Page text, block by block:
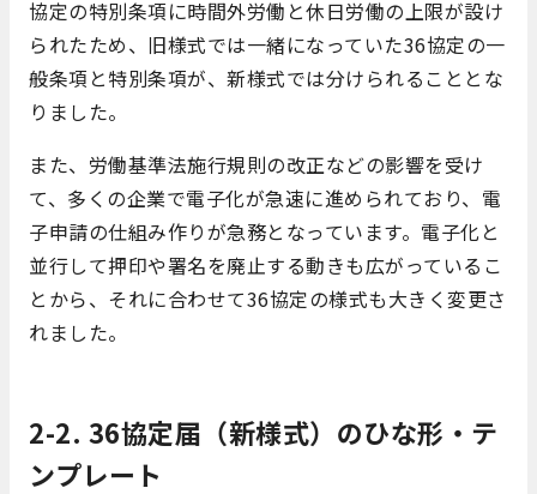
協定の特別条項に時間外労働と休日労働の上限が設け
られたため、旧様式では一緒になっていた36協定の一
般条項と特別条項が、新様式では分けられることとな
りました。
また、労働基準法施行規則の改正などの影響を受け
て、多くの企業で電子化が急速に進められており、電
子申請の仕組み作りが急務となっています。電子化と
並行して押印や署名を廃止する動きも広がっているこ
とから、それに合わせて36協定の様式も大きく変更さ
れました。
2-2. 36協定届（新様式）のひな形・テ
ンプレート